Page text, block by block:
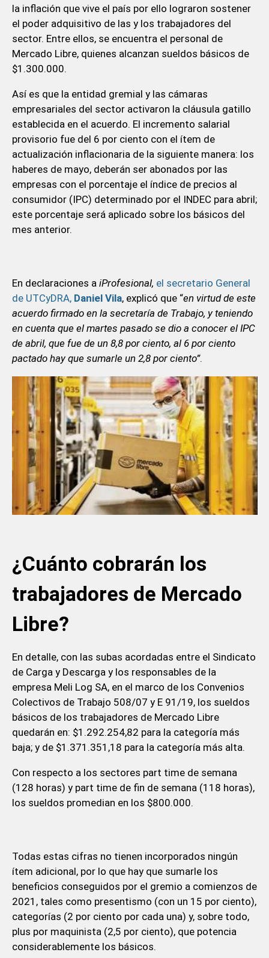
la inflación que vive el país por ello lograron sostener
el poder adquisitivo de las y los trabajadores del
sector. Entre ellos, se encuentra el personal de
Mercado Libre, quienes alcanzan sueldos básicos de
$1.300.000.
Así es que la entidad gremial y las cámaras
empresariales del sector activaron la cláusula gatillo
establecida en el acuerdo. El incremento salarial
provisorio fue del 6 por ciento con el ítem de
actualización inflacionaria de la siguiente manera: los
haberes de mayo, deberán ser abonados por las
empresas con el porcentaje el índice de precios al
consumidor (IPC) determinado por el INDEC para abril;
este porcentaje será aplicado sobre los básicos del
mes anterior.
En declaraciones a iProfesional, el secretario General
de UTCyDRA, Daniel Vila, explicó que “en virtud de este
acuerdo firmado en la secretaría de Trabajo, y teniendo
en cuenta que el martes pasado se dio a conocer el IPC
de abril, que fue de un 8,8 por ciento, al 6 por ciento
pactado hay que sumarle un 2,8 por ciento”.
¿Cuánto cobrarán los
trabajadores de Mercado
Libre?
En detalle, con las subas acordadas entre el Sindicato
de Carga y Descarga y los responsables de la
empresa Meli Log SA, en el marco de los Convenios
Colectivos de Trabajo 508/07 y E 91/19, los sueldos
básicos de los trabajadores de Mercado Libre
quedarán en: $1.292.254,82 para la categoría más
baja; y de $1.371.351,18 para la categoría más alta.
Con respecto a los sectores part time de semana
(128 horas) y part time de fin de semana (118 horas),
los sueldos promedian en los $800.000.
Todas estas cifras no tienen incorporados ningún
ítem adicional, por lo que hay que sumarle los
beneficios conseguidos por el gremio a comienzos de
2021, tales como presentismo (con un 15 por ciento),
categorías (2 por ciento por cada una) y, sobre todo,
plus por maquinista (2,5 por ciento), que potencia
considerablemente los básicos.